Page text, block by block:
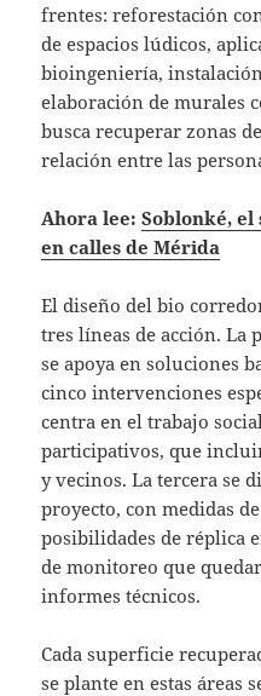
frentes: reforestación
de espacios lúdicos,
bioingeniería,
elaboración de murales
busca recuperar zonas
relación entre las
Ahora lee:Soblonké, el
en calles de Mérida
El diseño del bio
tres líneas de acción. La
se apoya en soluciones
cinco intervenciones
centra en el trabajo
participativos, que
y vecinos. La tercera se
proyecto, con medidas
posibilidades de réplica
de monitoreo que
informes técnicos.
Cada superficie
se plante en estas áreas